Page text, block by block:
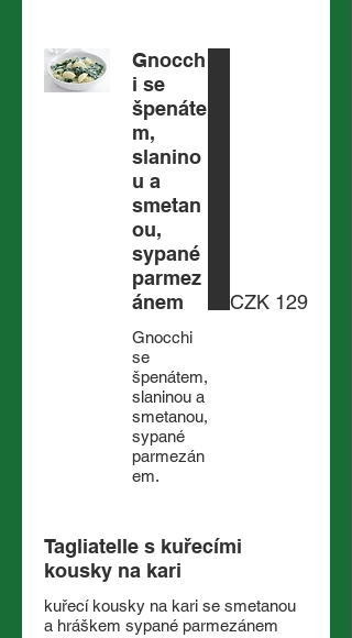
Gnocch
i se
špenáte
m,
slanino
u a
smetan
ou,
sypané
parmez
ánem
Gnocchi
se
špenátem,
slaninou a
smetanou,
sypané
parmezán
em.
CZK 129
Tagliatelle s kuřecími
kousky na kari
kuřecí kousky na kari se smetanou